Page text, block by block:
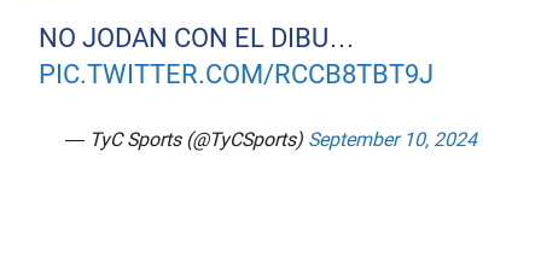
NO JODAN CON EL DIBU…
PIC.TWITTER.COM/RCCB8TBT9J
— TyC Sports (@TyCSports) September 10, 2024